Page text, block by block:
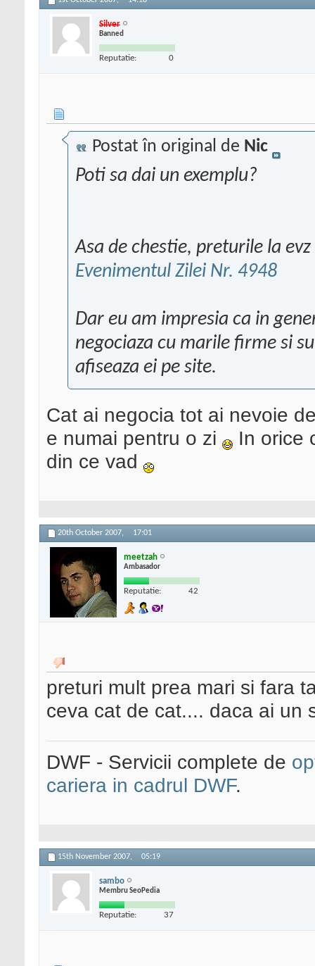
Silver
Banned
Reputatie: 0
Postat în original de Nic
Poti sa dai un exemplu?
Asa de chestie, preturile la
Evenimentul Zilei Nr. 4948
Dar eu am impresia ca in
negociaza cu marile firme si
afiseaza ei pe site.
Cat ai negocia tot ai nevoie
e numai pentru o zi
In orice
din ce vad
20th October 2007, 17:01
meetzah
Ambasador
Reputatie: 42
preturi mult prea mari si fara
ceva cat de cat.... daca ai un
DWF - Servicii complete de
cariera in cadrul DWF.
15th November 2007, 05:19
sambo
Membru SeoPedia
Reputatie: 37